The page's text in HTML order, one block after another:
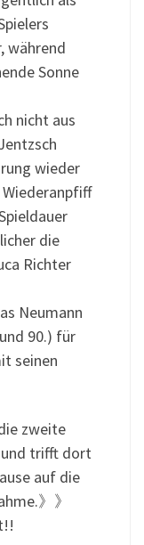
während
Sonne
nicht aus
wieder
die
Richter
Neumann
90.) für
seinen
zweite
und trifft dort
auf die
》》